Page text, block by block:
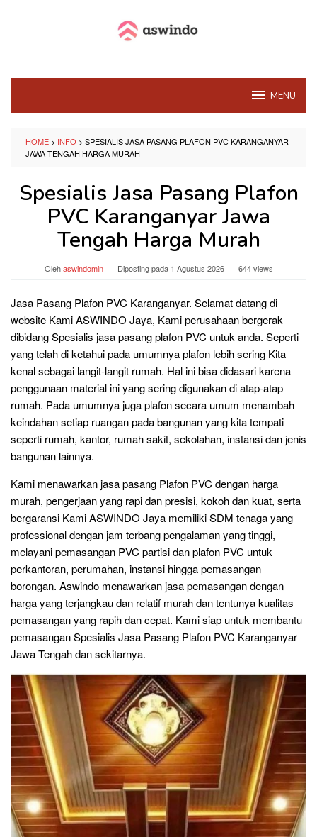
MENU
HOME > INFO > SPESIALIS JASA PASANG PLAFON PVC KARANGANYAR
JAWA TENGAH HARGA MURAH
Spesialis Jasa Pasang Plafon
PVC Karanganyar Jawa
Tengah Harga Murah
Olehaswindomin Diposting pada 1 Agustus 2026 644 views
Jasa Pasang Plafon PVC Karanganyar. Selamat datang di
website Kami ASWINDO Jaya, Kami perusahaan bergerak
dibidang Spesialis jasa pasang plafon PVC untuk anda. Seperti
yang telah di ketahui pada umumnya plafon lebih sering Kita
kenal sebagai langit-langit rumah. Hal ini bisa didasari karena
penggunaan material ini yang sering digunakan di atap-atap
rumah. Pada umumnya juga plafon secara umum menambah
keindahan setiap ruangan pada bangunan yang kita tempati
seperti rumah, kantor, rumah sakit, sekolahan, instansi dan jenis
bangunan lainnya.
Kami menawarkan jasa pasang Plafon PVC dengan harga
murah, pengerjaan yang rapi dan presisi, kokoh dan kuat, serta
bergaransi Kami ASWINDO Jaya memiliki SDM tenaga yang
professional dengan jam terbang pengalaman yang tinggi,
melayani pemasangan PVC partisi dan plafon PVC untuk
perkantoran, perumahan, instansi hingga pemasangan
borongan. Aswindo menawarkan jasa pemasangan dengan
harga yang terjangkau dan relatif murah dan tentunya kualitas
pemasangan yang rapih dan cepat. Kami siap untuk membantu
pemasangan Spesialis Jasa Pasang Plafon PVC Karanganyar
Jawa Tengah dan sekitarnya.